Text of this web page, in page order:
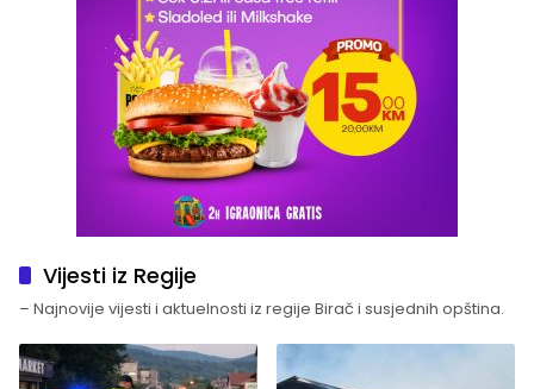
Vijesti iz Regije
– Najnovije vijesti i aktuelnosti iz regije Birač i susjednih opština.